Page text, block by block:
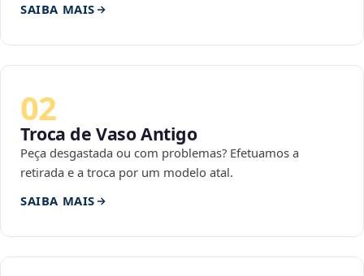
SAIBA MAIS
02
Troca de Vaso Antigo
Peça desgastada ou com problemas? Efetuamos a
retirada e a troca por um modelo atal.
SAIBA MAIS